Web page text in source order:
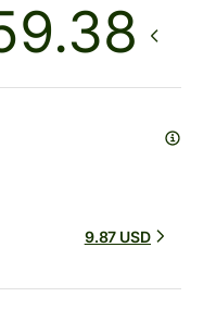
9.87 USD